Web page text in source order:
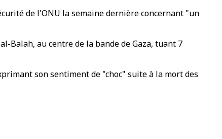
de l'ONU la semaine dernière concernant "un
Balah, au centre de la bande de Gaza, tuant 7
son sentiment de "choc" suite à la mort des